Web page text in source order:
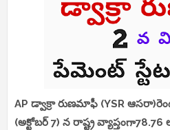
AP డ్వాక్రా రుణమాఫీ (YSR
(అక్టోబర్ 7) న రాష్ట్ర